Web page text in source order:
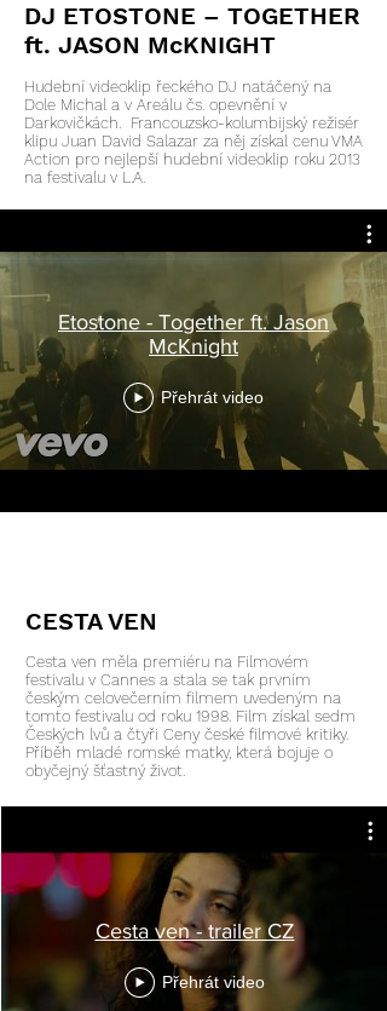
DJ ETOSTONE – TOGETHER
ft. JASON McKNIGHT
Hudební videoklip řeckého DJ natáčený na
Dole Michal a v Areálu čs. opevnění v
Darkovičkách. Francouzsko-kolumbijský režisér
klipu Juan David Salazar za něj získal cenu VMA
Action pro nejlepší hudební videoklip roku 2013
na festivalu v L.A.
Etostone - Together ft. Jason
McKnight
Přehrát video
CESTA VEN
Cesta ven měla premiéru na Filmovém
festivalu v Cannes a stala se tak prvním
českým celovečerním filmem uvedeným na
tomto festivalu od roku 1998. Film získal sedm
Českých lvů a čtyři Ceny české filmové kritiky.
Příběh mladé romské matky, která bojuje o
obyčejný šťastný život.
Cesta ven - trailer CZ
Přehrát video